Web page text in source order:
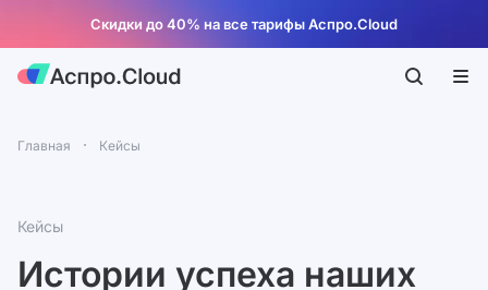
Скидки до 40% на все тарифы Аспро.Cloud
Главная Кейсы
Кейсы
Истории успеха наших